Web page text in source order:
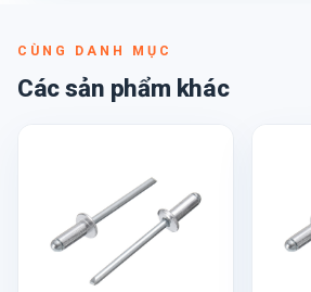
CÙNG DANH MỤC
Các sản phẩm khác